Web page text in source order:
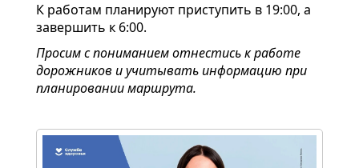
К работам планируют приступить в 19:00, а
завершить к 6:00.
Просим с пониманием отнестись к работе
дорожников и учитывать информацию при
планировании маршрута.